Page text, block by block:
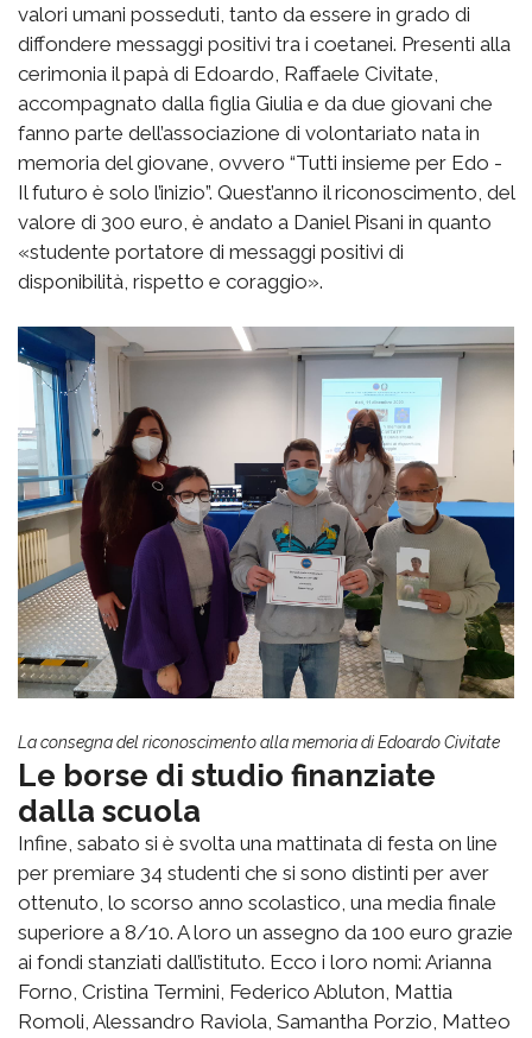
valori umani posseduti, tanto da essere in grado di
diffondere messaggi positivi tra i coetanei. Presenti alla
cerimonia il papà di Edoardo, Raffaele Civitate,
accompagnato dalla figlia Giulia e da due giovani che
fanno parte dell’associazione di volontariato nata in
memoria del giovane, ovvero “Tutti insieme per Edo -
Il futuro è solo l’inizio”. Quest’anno il riconoscimento, del
valore di 300 euro, è andato a Daniel Pisani in quanto
«studente portatore di messaggi positivi di
disponibilità, rispetto e coraggio».
La consegna del riconoscimento alla memoria di Edoardo Civitate
Le borse di studio finanziate
dalla scuola
Infine, sabato si è svolta una mattinata di festa on line
per premiare 34 studenti che si sono distinti per aver
ottenuto, lo scorso anno scolastico, una media finale
superiore a 8/10. A loro un assegno da 100 euro grazie
ai fondi stanziati dall’istituto. Ecco i loro nomi: Arianna
Forno, Cristina Termini, Federico Abluton, Mattia
Romoli, Alessandro Raviola, Samantha Porzio, Matteo